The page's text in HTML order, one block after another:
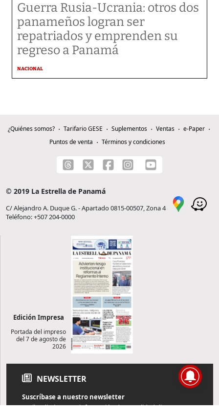
Guerra Rusia-Ucrania: otros dos
panameños logran ser
repatriados y emprenden su
regreso a Panamá
NACIONAL
¿Quiénes somos? Tarifario GESE Suplementos Ventas
e-Paper
Puntos de venta
Términos y condiciones
© 2019 La Estrella de Panamá
C/ Alejandro A. Duque G. - Apartado 0815-00507, Zona 4
Teléfono: +507 204-0000
Edición Impresa
Portada del impreso
del 7 de agosto de
2026
NEWSLETTER
Suscríbase a nuestro newsletter
Reciba diariamente información de actualidad directamente en